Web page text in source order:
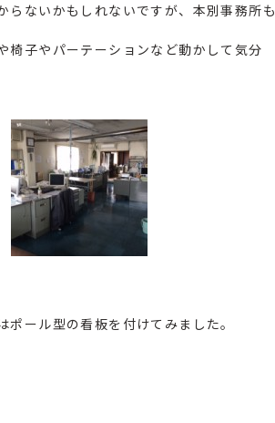
らないかもしれないですが、本別事務所も
椅子やパーテーションなど動かして気分
ポール型の看板を付けてみました。